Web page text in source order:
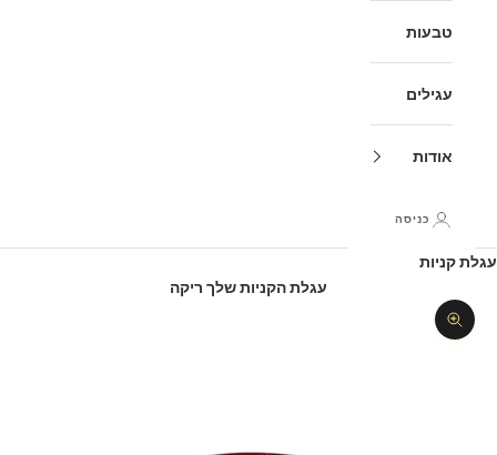
טבעות
עגילים
אודות
כניסה
עגלת קניות
עגלת הקניות שלך ריקה
תקריב